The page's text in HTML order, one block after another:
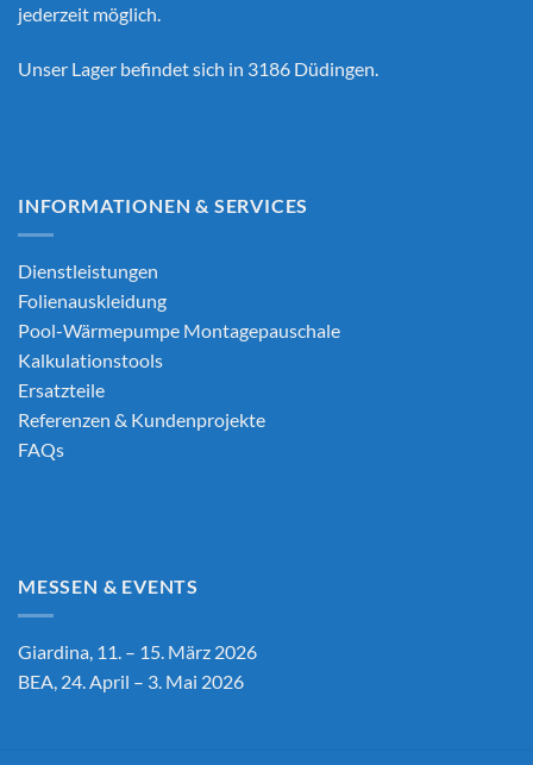
jederzeit möglich.
Unser Lager befindet sich in 3186 Düdingen.
INFORMATIONEN & SERVICES
Dienstleistungen
Folienauskleidung
Pool-Wärmepumpe Montagepauschale
Kalkulationstools
Ersatzteile
Referenzen & Kundenprojekte
FAQs
MESSEN & EVENTS
Giardina, 11. – 15. März 2026
BEA, 24. April – 3. Mai 2026